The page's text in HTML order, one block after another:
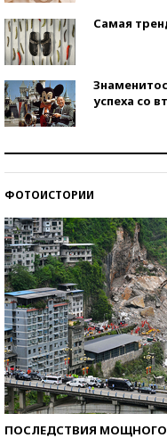
Самая
успеха со
ФОТОИСТОРИИ
ПОСЛЕДСТВИЯ